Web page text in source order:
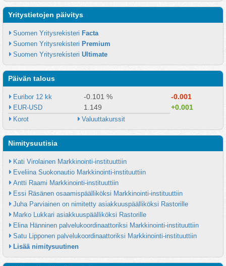
Yritystietojen päivitys
Suomen Yritysrekisteri Facta
Suomen Yritysrekisteri Premium
Suomen Yritysrekisteri Ultimate
Päivän talous
Euribor 12 kk -0.101 % -0.001
EUR-USD 1.149 +0.001
Korot Valuuttakurssit
Nimitysuutisia
Kati Virolainen Markkinointi-instituuttiin
Eveliina Suokonautio Markkinointi-instituuttiin
Antti Raami Markkinointi-instituuttiin
Essi Räsänen osaamispäälliköksi Markkinointi-instituuttiin
Juha Parviainen on nimitetty asiakkuuspäälliköksi Rastorille
Marko Lukkari asiakkuuspäälliköksi Rastorille
Elina Hänninen palvelukoordinaattoriksi Markkinointi-instituuttiin
Satu Lipponen palvelukoordinaattoriksi Markkinointi-instituuttiin
Lisää nimitysuutinen